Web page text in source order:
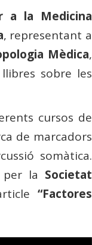
a la Medicina
, representant a
Mèdica,
sobre les
cursos de
de marcadors
somàtica.
la Societat
“Factores